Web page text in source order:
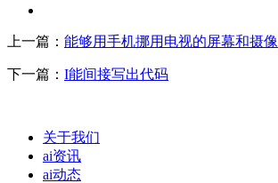
上一篇： 能够用手机挪用电视的屏幕和摄像
下一篇： I能间接写出代码
关于我们
ai资讯
ai动态